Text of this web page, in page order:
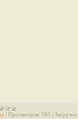
| Просмотров: 585 | Загрузок: